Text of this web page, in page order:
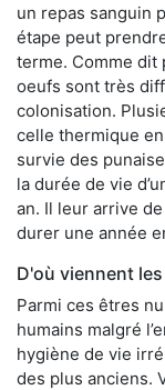
un repas sanguin
étape peut
terme. Comme dit
oeufs sont très
colonisation.
celle thermique
survie des
la durée de vie
an. Il leur arrive
durer une année
D'où viennent
Parmi ces êtres
humains malgré
hygiène de vie
des plus anciens.